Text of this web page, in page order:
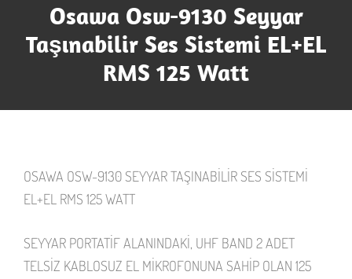
Osawa Osw-9130 Seyyar
Taşınabilir Ses Sistemi EL+EL
RMS 125 Watt
OSAWA OSW-9130 SEYYAR TAŞINABİLİR SES SİSTEMİ
EL+EL RMS 125 WATT
SEYYAR PORTATİF ALANINDAKİ, UHF BAND 2 ADET
TELSİZ KABLOSUZ EL MİKROFONUNA SAHİP OLAN 125